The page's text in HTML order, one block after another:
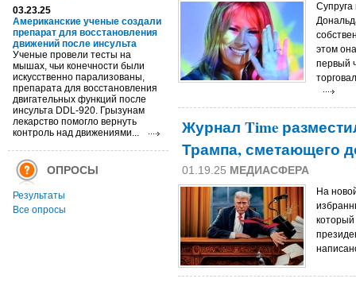
03.23.25
Американские ученые создали
препарат для восстановления
движений после инсульта
Ученые провели тесты на
мышах, чьи конечности были
искусственно парализованы,
препарата для восстановления
двигательных функций после
инсульта DDL-920. Грызунам
лекарство помогло вернуть
контроль над движениями...
ОПРОСЫ
Результаты
Все опросы
этом
первый
Журнал Time
Трампа, сметающего
01.19.25 МЕДИАСФЕРА
На